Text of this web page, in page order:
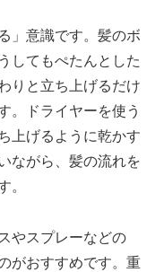
」意識です。髪のボ
してもぺたんとした
りと立ち上げるだけ
。ドライヤーを使う
上げるように乾かす
ながら、髪の流れを
。
やスプレーなどの
がおすすめです。重